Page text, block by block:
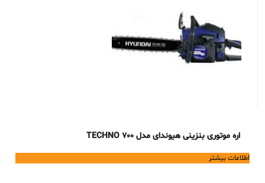
اره موتوری بنزینی هیوندای مدل TECHNO 700
اطلاعات بیشتر